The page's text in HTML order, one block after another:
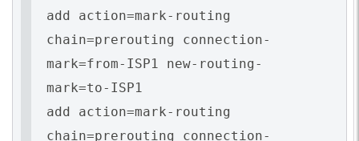
add action=mark-routing
chain=prerouting connection-
mark=from-ISP1 new-routing-
mark=to-ISP1
add action=mark-routing
chain=prerouting connection-